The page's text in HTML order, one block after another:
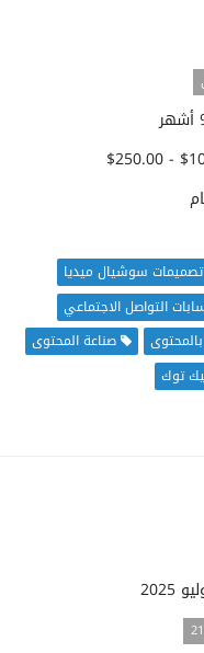
تصميمات سوشيال ميديا
التواصل الاجتماعي
صناعة المحتوى
توك